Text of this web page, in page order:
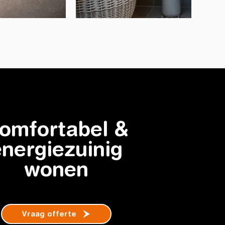
&
wonen
Vraag offerte